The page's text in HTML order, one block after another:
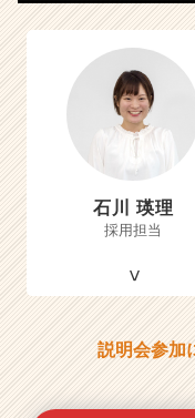
石川 瑛理
採用担当
説明会参加